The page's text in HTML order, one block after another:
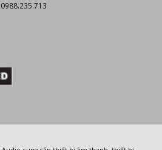
lần đầu ngày: 07/03/2009, được sửa
Cơ quan cấp: Phòng Đăng ký kinh doanh
Hồ Chí Minh. Địa chỉ: 406 Tân Sơn Nhì
Thành Phố Hồ Chí Minh, Việt Nam. Số